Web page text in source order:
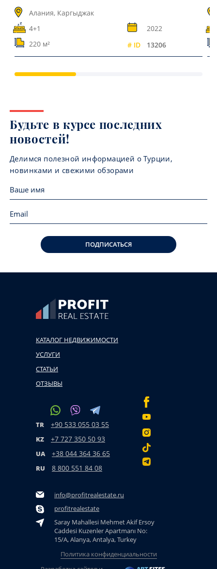
Алания, Каргыджак
4+1
2022
220 м²
# ID 13206
Будьте в курсе последних
новостей!
Делимся полезной информацией о Турции,
новинками и свежими обзорами
ПОДПИСАТЬСЯ
КАТАЛОГ НЕДВИЖИМОСТИ
УСЛУГИ
СТАТЬИ
ОТЗЫВЫ
TR +90 533 055 03 55
KZ +7 727 350 50 93
UA +38 044 364 36 65
RU 8 800 551 84 08
info@profitrealestate.ru
profitrealestate
Saray Mahallesi Mehmet Akif Ersoy
Caddesi Kuzenler Apartmanı No:
15/A, Alanya, Antalya, Turkey
Политика конфиденциальности